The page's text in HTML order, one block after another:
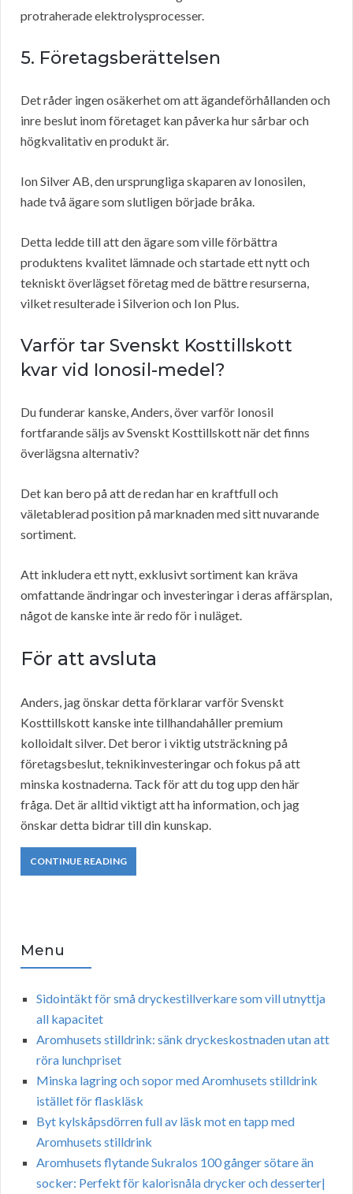
protraherade elektrolysprocesser.
5. Företagsberättelsen
Det råder ingen osäkerhet om att ägandeförhållanden och
inre beslut inom företaget kan påverka hur sårbar och
högkvalitativ en produkt är.
Ion Silver AB, den ursprungliga skaparen av Ionosilen,
hade två ägare som slutligen började bråka.
Detta ledde till att den ägare som ville förbättra
produktens kvalitet lämnade och startade ett nytt och
tekniskt överlägset företag med de bättre resurserna,
vilket resulterade i Silverion och Ion Plus.
Varför tar Svenskt Kosttillskott
kvar vid Ionosil-medel?
Du funderar kanske, Anders, över varför Ionosil
fortfarande säljs av Svenskt Kosttillskott när det finns
överlägsna alternativ?
Det kan bero på att de redan har en kraftfull och
väletablerad position på marknaden med sitt nuvarande
sortiment.
Att inkludera ett nytt, exklusivt sortiment kan kräva
omfattande ändringar och investeringar i deras affärsplan,
något de kanske inte är redo för i nuläget.
För att avsluta
Anders, jag önskar detta förklarar varför Svenskt
Kosttillskott kanske inte tillhandahåller premium
kolloidalt silver. Det beror i viktig utsträckning på
företagsbeslut, teknikinvesteringar och fokus på att
minska kostnaderna. Tack för att du tog upp den här
fråga. Det är alltid viktigt att ha information, och jag
önskar detta bidrar till din kunskap.
CONTINUE READING
Menu
Sidointäkt för små dryckestillverkare som vill utnyttja
all kapacitet
Aromhusets stilldrink: sänk dryckeskostnaden utan att
röra lunchpriset
Minska lagring och sopor med Aromhusets stilldrink
istället för flaskläsk
Byt kylskåpsdörren full av läsk mot en tapp med
Aromhusets stilldrink
Aromhusets flytande Sukralos 100 gånger sötare än
socker: Perfekt för kalorisnåla drycker och desserter|